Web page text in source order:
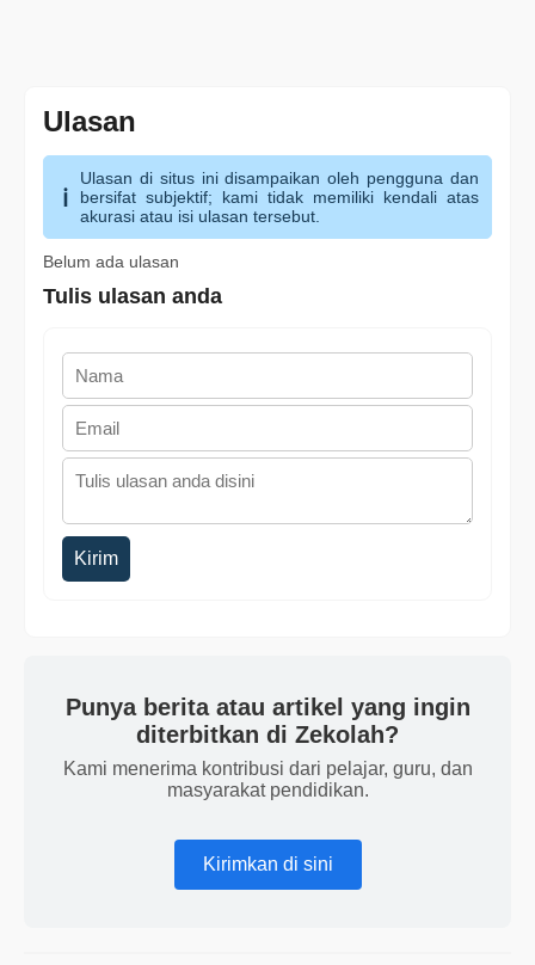
Ulasan
Ulasan di situs ini disampaikan oleh pengguna dan
bersifat subjektif; kami tidak memiliki kendali atas
akurasi atau isi ulasan tersebut.
Belum ada ulasan
Tulis ulasan anda
Kirim
Punya berita atau artikel yang ingin
diterbitkan di Zekolah?
Kami menerima kontribusi dari pelajar, guru, dan
masyarakat pendidikan.
Kirimkan di sini